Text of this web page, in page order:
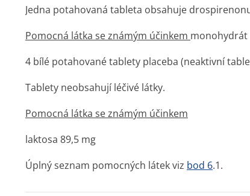
Jedna potahovaná tableta obsahuje
Pomocná látka se známým účinkem monohydrát
4 bílé potahované tablety placeba (neaktivní
Tablety neobsahují léčivé látky.
Pomocná látka se známým účinkem
laktosa 89,5 mg
Úplný seznam pomocných látek viz bod 6.1.